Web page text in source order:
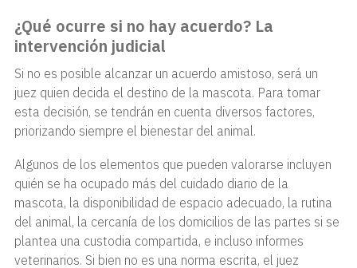
¿Qué ocurre si no hay acuerdo? La
intervención judicial
Si no es posible alcanzar un acuerdo amistoso, será un
juez quien decida el destino de la mascota. Para tomar
esta decisión, se tendrán en cuenta diversos factores,
priorizando siempre el bienestar del animal.
Algunos de los elementos que pueden valorarse incluyen
quién se ha ocupado más del cuidado diario de la
mascota, la disponibilidad de espacio adecuado, la rutina
del animal, la cercanía de los domicilios de las partes si se
plantea una custodia compartida, e incluso informes
veterinarios. Si bien no es una norma escrita, el juez